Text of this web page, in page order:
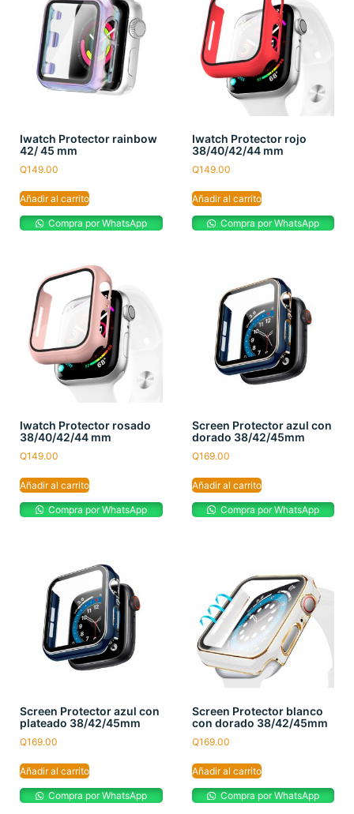
Iwatch Protector rainbow
42/ 45 mm
Q149.00
Añadir al carrito
Compra por WhatsApp
Iwatch Protector rojo
38/40/42/44 mm
Q149.00
Añadir al carrito
Compra por WhatsApp
Iwatch Protector rosado
38/40/42/44 mm
Q149.00
Añadir al carrito
Compra por WhatsApp
Screen Protector azul con
dorado 38/42/45mm
Q169.00
Añadir al carrito
Compra por WhatsApp
Screen Protector azul con
plateado 38/42/45mm
Q169.00
Añadir al carrito
Compra por WhatsApp
Screen Protector blanco
con dorado 38/42/45mm
Q169.00
Añadir al carrito
Compra por WhatsApp